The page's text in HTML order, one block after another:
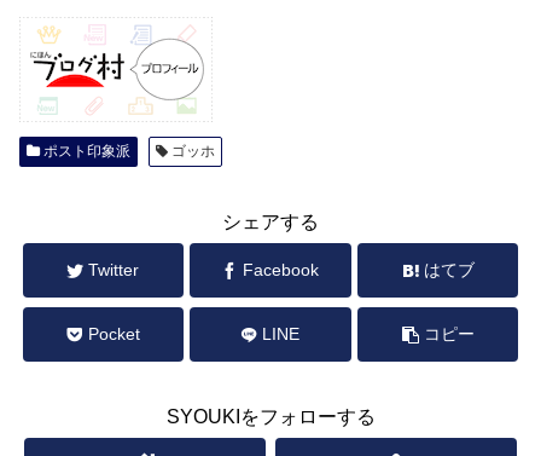
ポスト印象派 ゴッホ
シェアする
Twitter Facebook はてブ
Pocket LINE コピー
SYOUKIをフォローする